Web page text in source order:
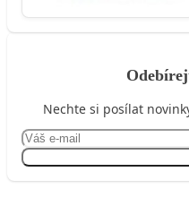
Nechte si posílat